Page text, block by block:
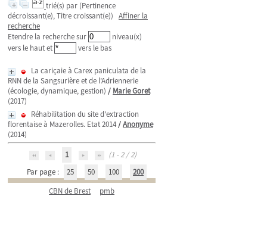
trié(s) par (Pertinence
décroissant(e), Titre croissant(e)) Affiner la
recherche
Etendre la recherche sur
niveau(x)
vers le haut et
vers le bas
La cariçaie à Carex paniculata de la
RNN de la Sangsurière et de l’Adriennerie
(écologie, dynamique, gestion) / Marie Goret
(2017)
Réhabilitation du site d'extraction
florentaise à Mazerolles. Etat 2014/Anonyme
(2014)
1
(1 - 2 / 2)
Par page :
25 50 100
200
CBN de Brest
pmb